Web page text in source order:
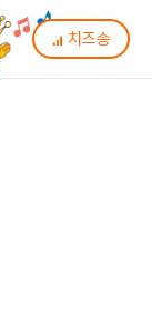
치즈송